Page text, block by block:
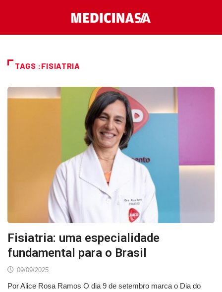
TAGS :FISIATRIA
Fisiatria: uma especialidade
fundamental para o Brasil
09/09/2025
Por Alice Rosa Ramos O dia 9 de setembro marca o Dia do